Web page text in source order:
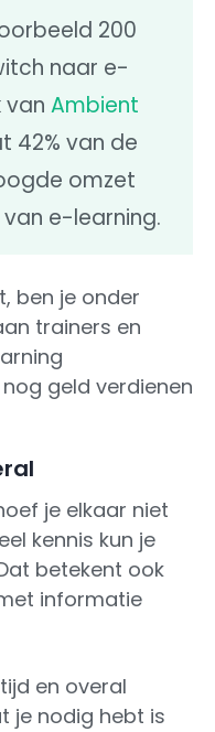
200
naar e-
van Ambient
42% van de
omzet
e-learning.
ben je onder
trainers en
geld verdienen
je elkaar niet
kennis kun je
betekent ook
informatie
en overal
je nodig hebt is